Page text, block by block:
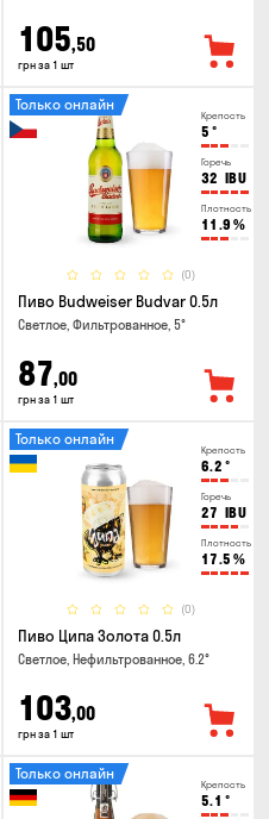
105,50
грн за 1 шт
Крепость
5 °
Горечь
32 IBU
Плотность
11.9 %
(0)
Только онлайн
Пиво Budweiser Budvar 0.5л
Светлое, Фильтрованное, 5°
87,00
грн за 1 шт
Крепость
6.2 °
Горечь
27 IBU
Плотность
17.5 %
(0)
Только онлайн
Пиво Ципа Золота 0.5л
Светлое, Нефильтрованное, 6.2°
103,00
грн за 1 шт
Крепость
5.1 °
Только онлайн